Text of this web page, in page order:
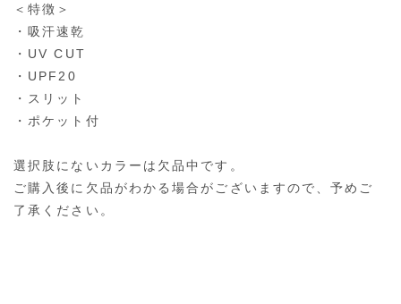
＜特徴＞
・吸汗速乾
・UV CUT
・UPF20
・スリット
・ポケット付
選択肢にないカラーは欠品中です。
ご購入後に欠品がわかる場合がございますので、予めご
了承ください。